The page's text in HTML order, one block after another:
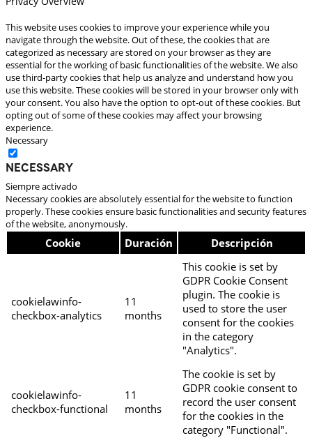
This website uses cookies to improve your experience while you
navigate through the website. Out of these, the cookies that are
categorized as necessary are stored on your browser as they are
essential for the working of basic functionalities of the website. We also
use third-party cookies that help us analyze and understand how you
use this website. These cookies will be stored in your browser only with
your consent. You also have the option to opt-out of these cookies. But
opting out of some of these cookies may affect your browsing
experience.
Necessary
Necessary
Siempre activado
Necessary cookies are absolutely essential for the website to function
properly. These cookies ensure basic functionalities and security features
of the website, anonymously.
Cookie Duración Descripción
cookielawinfo-
checkbox-analytics
11
months
This cookie is set by
GDPR Cookie Consent
plugin. The cookie is
used to store the user
consent for the cookies
in the category
"Analytics".
cookielawinfo-
checkbox-functional
11
months
The cookie is set by
GDPR cookie consent to
record the user consent
for the cookies in the
category "Functional".